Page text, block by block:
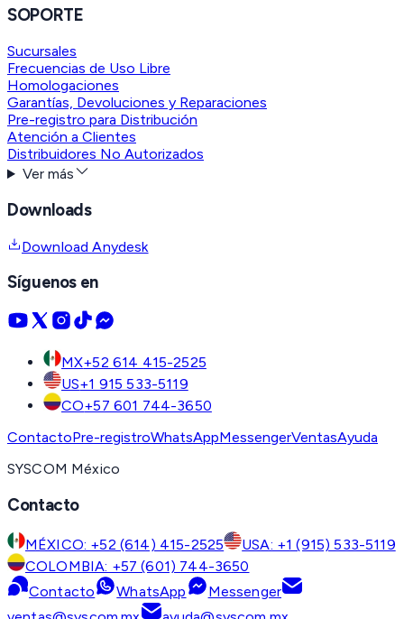
SOPORTE
Sucursales
Frecuencias de Uso Libre
Homologaciones
Garantías, Devoluciones y Reparaciones
Pre-registro para Distribución
Atención a Clientes
Distribuidores No Autorizados
Ver más
Downloads
Download Anydesk
Síguenos en
MX+52 614 415-2525
US+1 915 533-5119
CO+57 601 744-3650
ContactoPre-registroWhatsAppMessengerVentasAyuda
SYSCOM México
Contacto
MÉXICO: +52 (614) 415-2525
USA: +1 (915) 533-5119
COLOMBIA: +57 (601) 744-3650
Contacto
WhatsApp
Messenger